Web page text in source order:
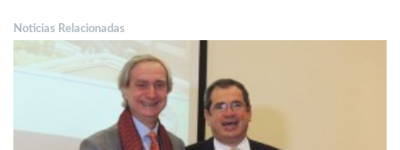
Noticias Relacionadas